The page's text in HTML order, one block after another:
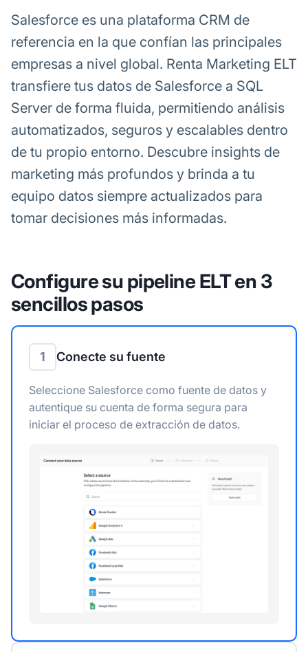
Salesforce es una plataforma CRM de
referencia en la que confían las principales
empresas a nivel global. Renta Marketing ELT
transfiere tus datos de Salesforce a SQL
Server de forma fluida, permitiendo análisis
automatizados, seguros y escalables dentro
de tu propio entorno. Descubre insights de
marketing más profundos y brinda a tu
equipo datos siempre actualizados para
tomar decisiones más informadas.
Configure su pipeline ELT en 3
sencillos pasos
1 Conecte su fuente
Seleccione Salesforce como fuente de datos y
autentique su cuenta de forma segura para
iniciar el proceso de extracción de datos.